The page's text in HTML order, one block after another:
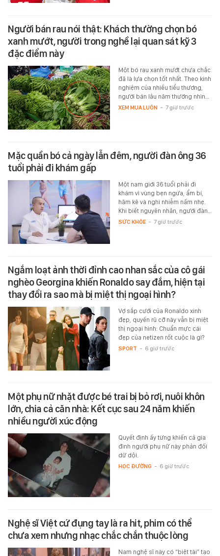
Người bán rau nói thật: Khách thường chọn bó
xanh mướt, người trong nghề lại quan sát kỹ 3
đặc điểm này
Một bó rau xanh mướt chưa chắc
đã là lựa chọn tốt nhất. Theo kinh
nghiệm của nhiều tiểu thương,
người bán lâu năm thường nhìn…
XEM MUA LUÔN - 7 giờ trước
Mặc quần bó cả ngày lẫn đêm, người đàn ông 36
tuổi phải đi khám gấp
Một nam giới 36 tuổi phải đi
khám vì vùng bẹn ngứa, ẩm bí,
hăm kẽ và nghi nhiễm nấm nhẹ.
Khi biết nguyên nhân, người đàn…
SỨC KHỎE - 7 giờ trước
Ngắm loạt ảnh thời đỉnh cao nhan sắc của cô gái
nghèo Georgina khiến Ronaldo say đắm, hiện tại
thay đổi ra sao mà bị miệt thị ngoại hình?
Vợ sắp cưới của Ronaldo xinh
đẹp, quyến rũ cỡ này vẫn bị miệt
thị ngoại hình: Chuẩn mực cái
đẹp của netizen rốt cuộc là gì?
SPORT - 6 giờ trước
Một phụ nữ nhặt được bé trai bị bỏ rơi, nuôi khôn
lớn, chia cả căn nhà: Kết cục sau 24 năm khiến
nhiều người xúc động
Quyết định ấy từng khiến cả gia
đình người phụ nữ này phản đối
dữ dội.
HỌC ĐƯỜNG - 6 giờ trước
Nghệ sĩ Việt cứ đụng tay là ra hit, phim có thể
chưa xem nhưng nhạc chắc chắn thuộc lòng
Nam nghệ sĩ này có “biệt tài” tạo